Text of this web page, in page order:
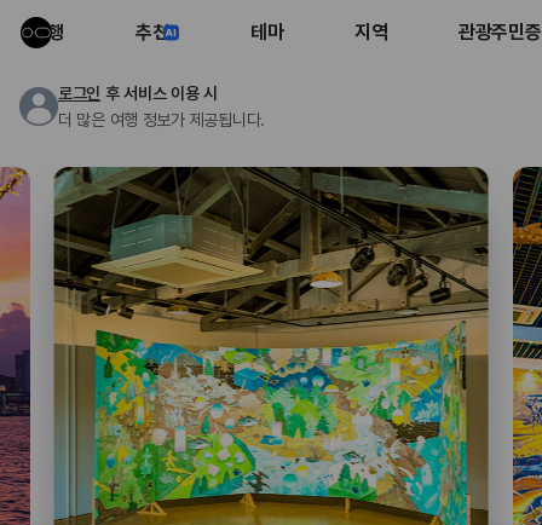
여행 추천 테마 지역 관광주민증
로그인 후 서비스 이용 시
더 많은 여행 정보가 제공됩니다.